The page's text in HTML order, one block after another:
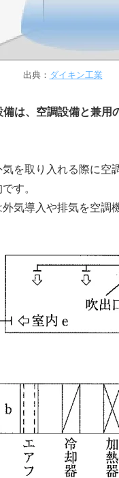
出典： ダイキン工業
は、空調設備と兼用
を取り入れる際に空
す。
気導入や排気を空調